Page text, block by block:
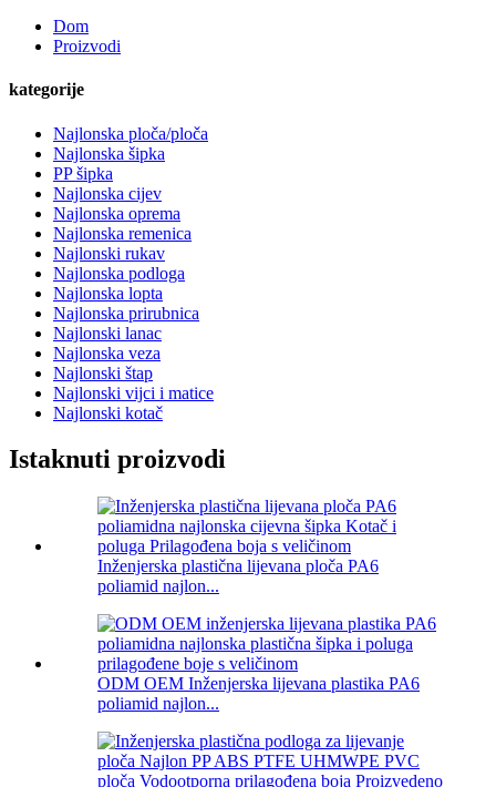
Dom
Proizvodi
kategorije
Najlonska ploča/ploča
Najlonska šipka
PP šipka
Najlonska cijev
Najlonska oprema
Najlonska remenica
Najlonski rukav
Najlonska podloga
Najlonska lopta
Najlonska prirubnica
Najlonski lanac
Najlonska veza
Najlonski štap
Najlonski vijci i matice
Najlonski kotač
Istaknuti proizvodi
Inženjerska plastična lijevana ploča PA6
poliamid najlon...
ODM OEM Inženjerska lijevana plastika PA6
poliamid najlon...